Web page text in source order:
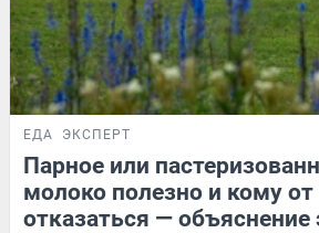
ЕДА ЭКСПЕРТ
Парное или
молоко полезно и кому
отказаться — объяснение